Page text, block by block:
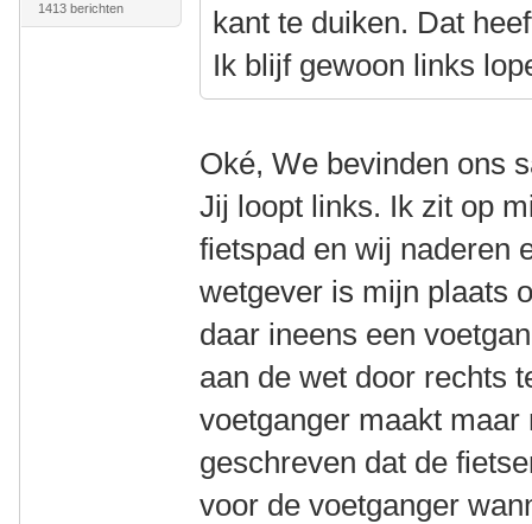
1413 berichten
kant te duiken. Dat
Ik blijf gewoon links
Oké, We bevinden ons
Jij loopt links. Ik zit op
fietspad en wij naderen
wetgever is mijn plaats
daar ineens een
aan de wet door rechts
voetganger maakt
geschreven dat de
voor de voetganger